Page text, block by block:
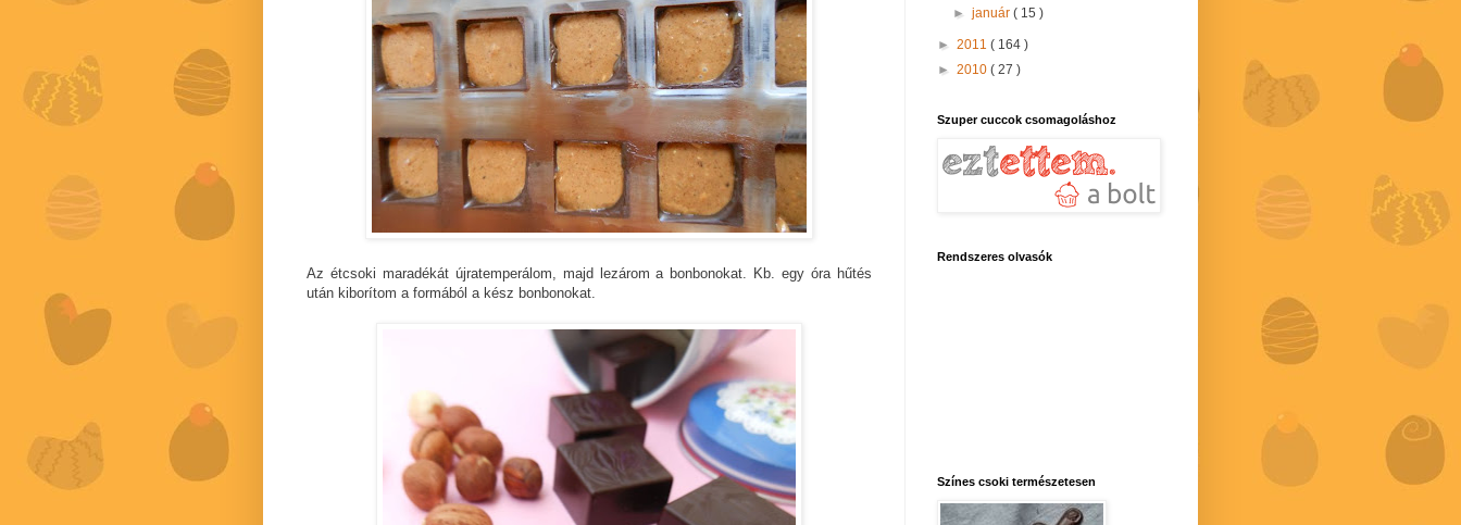
Az étcsoki maradékát újratemperálom, majd lezárom a bonbonokat. Kb. egy óra hűtés
után kiborítom a formából a kész bonbonokat.
►január( 15 )
► 2011 ( 164 )
► 2010 ( 27 )
Szuper cuccok csomagoláshoz
Rendszeres olvasók
Színes csoki természetesen